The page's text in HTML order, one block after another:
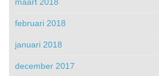
februari 2018
januari 2018
december 2017